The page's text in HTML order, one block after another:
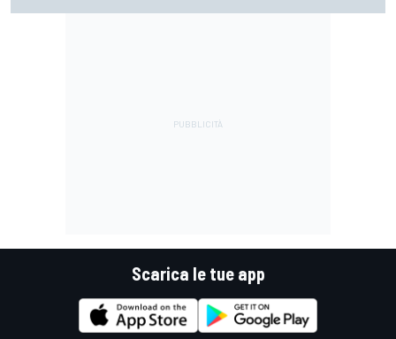
Scarica le tue app